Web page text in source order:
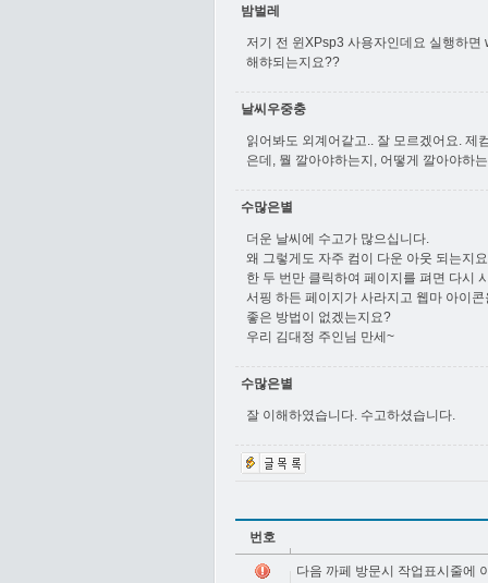
밤벌레
저기 전 윈XPsp3 사용자인데요 실행하
해햐되는지요??
날씨우중충
읽어봐도 외계어같고.. 잘 모르겠어요. 제
은데, 뭘 깔아야하는지, 어떻게 깔아야하
수많은별
더운 날씨에 수고가 많으십니다.
왜 그렇게도 자주 컴이 다운 아웃 되는지
한 두 번만 클릭하여 페이지를 펴면 다시
서핑 하든 페이지가 사라지고 웹마 아이
좋은 방법이 없겠는지요?
우리 김대정 주인님 만세~
수많은별
잘 이해하였습니다. 수고하셨습니다.
번호
다음 까페 방문시 작업표시줄에